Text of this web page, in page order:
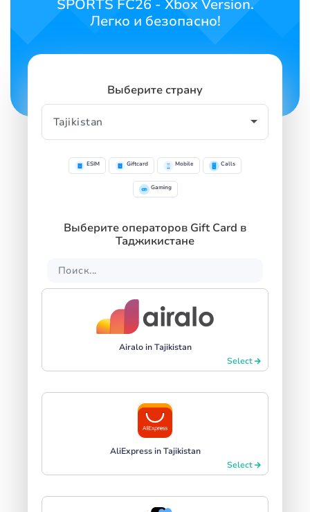
SPORTS FC26 - Xbox Version.
Легко и безопасно!
Выберите страну
ESIM Giftcard Mobile Calls
Gaming
Выберите операторов Gift Card в
Таджикистане
Airalo in Tajikistan
Select
AliExpress in Tajikistan
Select